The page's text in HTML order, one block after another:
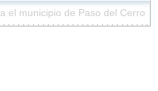
el municipio de Paso del Cerro